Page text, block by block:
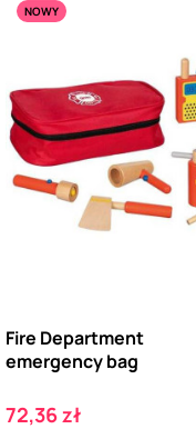
NOWY
Fire Department
emergency bag
Cena
72,36 zł